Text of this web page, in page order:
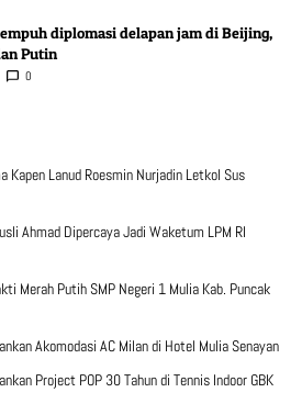
diplomasi delapan jam di Beijing,
Putin
0
Kapen Lanud Roesmin Nurjadin Letkol Sus
Ahmad Dipercaya Jadi Waketum LPM RI
Merah Putih SMP Negeri 1 Mulia Kab. Puncak
Akomodasi AC Milan di Hotel Mulia Senayan
Project POP 30 Tahun di Tennis Indoor GBK